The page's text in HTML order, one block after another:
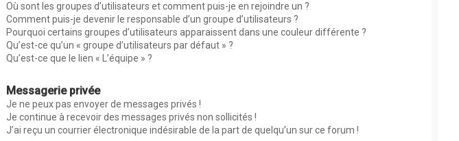
Où sont les groupes d’utilisateurs et comment puis-je en rejoindre un ?
Comment puis-je devenir le responsable d’un groupe d’utilisateurs ?
Pourquoi certains groupes d’utilisateurs apparaissent dans une couleur différente ?
Qu’est-ce qu’un « groupe d’utilisateurs par défaut » ?
Qu’est-ce que le lien « L’équipe » ?
Messagerie privée
Je ne peux pas envoyer de messages privés !
Je continue à recevoir des messages privés non sollicités !
J’ai reçu un courrier électronique indésirable de la part de quelqu’un sur ce forum !